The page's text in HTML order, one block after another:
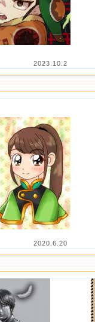
2023.10.2
2020.6.20